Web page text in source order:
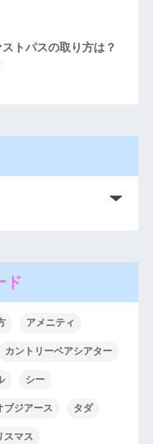
トパスの取り方は？
ド
アメニティ
カントリーベアシアター
シー
ブジアース タダ
スマス